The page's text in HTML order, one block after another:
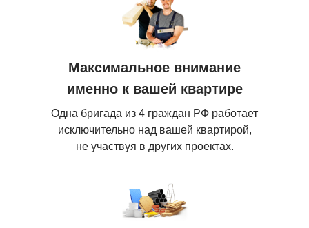
Максимальное внимание
именно к вашей квартире
Одна бригада из 4 граждан РФ работает
исключительно над вашей квартирой,
не участвуя в других проектах.